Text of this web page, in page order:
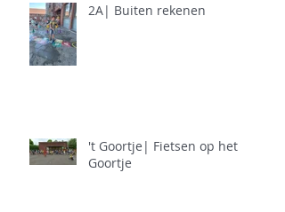
2A| Buiten rekenen
't Goortje| Fietsen op het
Goortje